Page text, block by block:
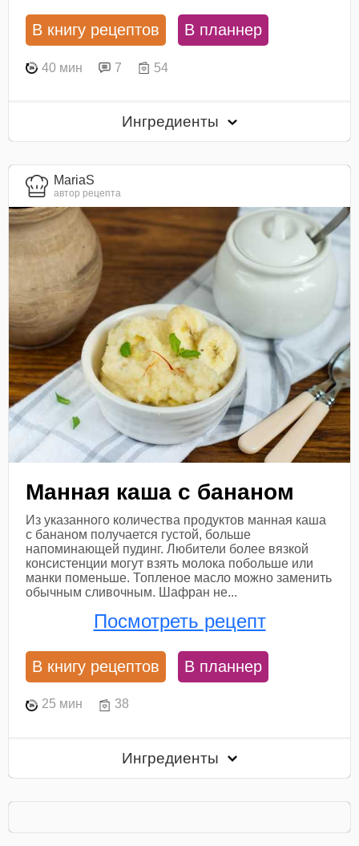
В книгу рецептов В планнер
40 мин 7 54
Ингредиенты
MariaS
автор рецепта
Манная каша с бананом
Из указанного количества продуктов манная каша
с бананом получается густой, больше
напоминающей пудинг. Любители более вязкой
консистенции могут взять молока побольше или
манки поменьше. Топленое масло можно заменить
обычным сливочным. Шафран не...
Посмотреть рецепт
В книгу рецептов В планнер
25 мин 38
Ингредиенты